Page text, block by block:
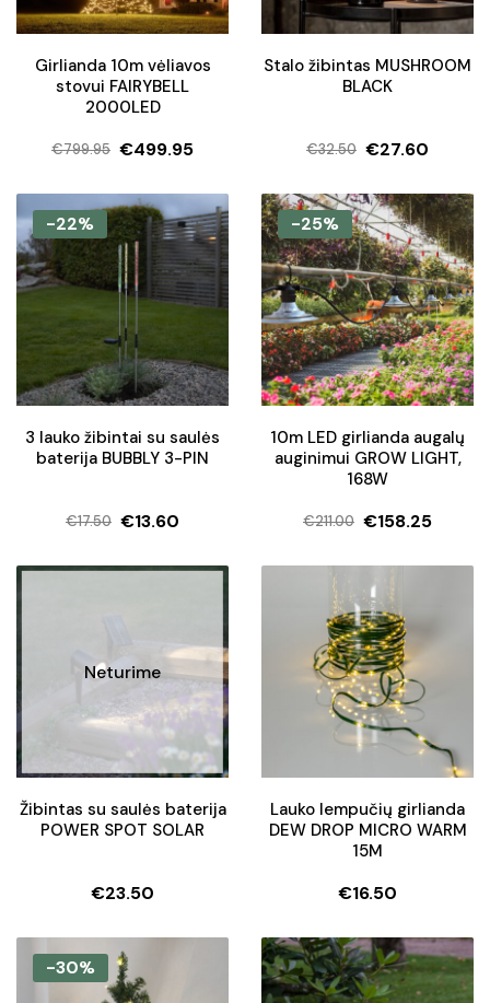
Girlianda 10m vėliavos
stovui FAIRYBELL
2000LED
€799.95
Original
price
was:
€799.95.
€499.95
Current
price
is:
€499.95.
Stalo žibintas MUSHROOM
BLACK
€32.50
Original
price
was:
€32.50.
€27.60
Current
price
is:
€27.60.
-22%
3 lauko žibintai su saulės
baterija BUBBLY 3-PIN
€17.50
Original
price
€13.60
Current
price
-25%
10m LED girlianda augalų
auginimui GROW LIGHT,
168W
€211.00
Original
price
was:
€211.00.
€158.25
Current
price
is:
€158.25.
Neturime
Žibintas su saulės baterija
POWER SPOT SOLAR
€23.50
Lauko lempučių girlianda
DEW DROP MICRO WARM
15M
€16.50
-30%